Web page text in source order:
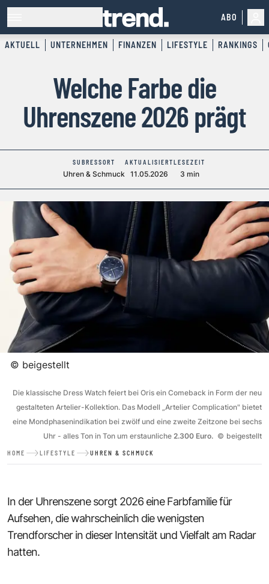
ABO
AKTUELL UNTERNEHMEN FINANZEN LIFESTYLE RANKINGS
Welche Farbe die
Uhrenszene 2026 prägt
SUBRESSORT
Uhren & Schmuck
AKTUALISIERT
11.05.2026
LESEZEIT
3 min
© beigestellt
Die klassische Dress Watch feiert bei Oris ein Comeback in Form der neu
gestalteten Artelier-Kollektion. Das Modell „Artelier Complication" bietet
eine Mondphasenindikation bei zwölf und eine zweite Zeitzone bei sechs
Uhr - alles Ton in Ton um erstaunliche 2.300 Euro. © beigestellt
HOME LIFESTYLE UHREN & SCHMUCK
In der Uhrenszene sorgt 2026 eine Farbfamilie für
Aufsehen, die wahrscheinlich die wenigsten
Trendforscher in dieser Intensität und Vielfalt am Radar
hatten.